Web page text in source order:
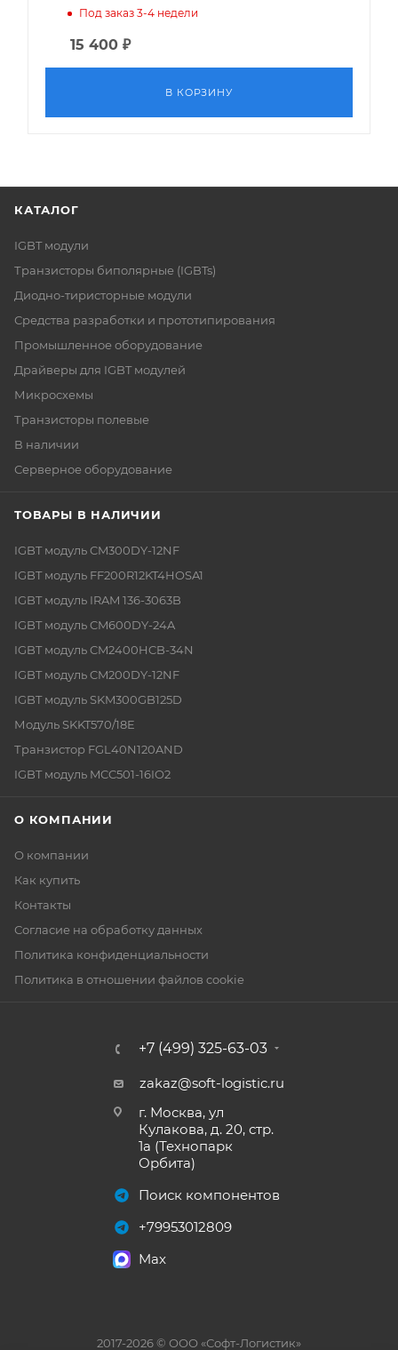
Под заказ 3-4 недели
15 400 ₽
В КОРЗИНУ
КАТАЛОГ
IGBT модули
Транзисторы биполярные (IGBTs)
Диодно-тиристорные модули
Средства разработки и прототипирования
Промышленное оборудование
Драйверы для IGBT модулей
Микросхемы
Транзисторы полевые
В наличии
Серверное оборудование
ТОВАРЫ В НАЛИЧИИ
IGBT модуль CM300DY-12NF
IGBT модуль FF200R12KT4HOSA1
IGBT модуль IRAM 136-3063B
IGBT модуль CM600DY-24A
IGBT модуль CM2400HCB-34N
IGBT модуль CM200DY-12NF
IGBT модуль SKM300GB125D
Модуль SKKT570/18E
Транзистор FGL40N120AND
IGBT модуль MCC501-16IO2
О КОМПАНИИ
О компании
Как купить
Контакты
Согласие на обработку данных
Политика конфиденциальности
Политика в отношении файлов cookie
+7 (499) 325-63-03
zakaz@soft-logistic.ru
г. Москва, ул
Кулакова, д. 20, стр.
1а (Технопарк
Орбита)
Поиск компонентов
+79953012809
Max
2017-2026 © ООО «Софт-Логистик»